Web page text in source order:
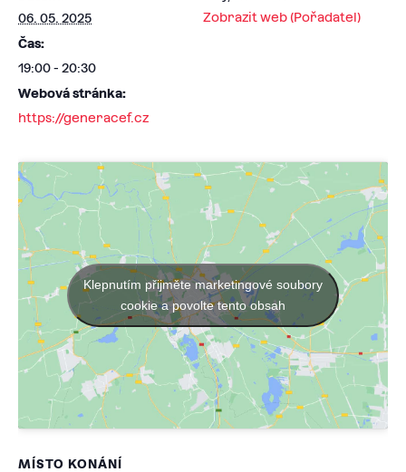
06. 05. 2025
Čas:
19:00 - 20:30
Webová stránka:
https://generacef.cz
Zobrazit web (Pořadatel)
MÍSTO KONÁNÍ
Klepnutím přijměte marketingové soubory
cookie a povolte tento obsah